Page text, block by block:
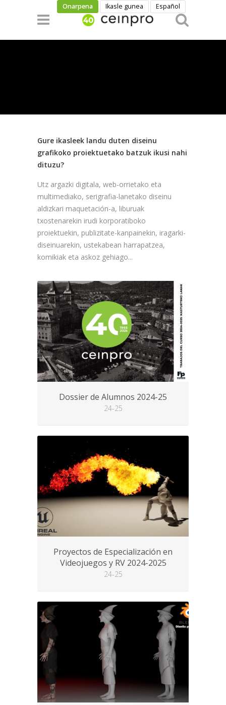
Skip to main contentOnarpena Ikasle gunea Español
Gure ikasleek landu duten diseinu
grafikoko proiektuetako batzuk ikusi nahi
dituzu?
Utz argazki digitala, web-orrietako eta
multimediako, serigrafia-lanetako diseinu
aldizkari maquetación-a, liburuak
txostenarekin irudi korporatiboko
proiektuekin, publizitate-kanpainekin, iragarki-
diseinuarekin, ustekabean harrapatzea,
komikiak eta askoz gehiago...
Dossier de Alumnos 2024-25
24-25
Proyectos de Especialización en
Videojuegos y RV 2024-2025
24-25